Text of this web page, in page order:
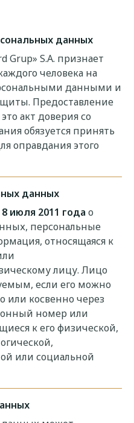
данных
Grup» S.A. признает
человека на
данными и
Предоставление
акт доверия со
обязуется принять
оправдания этого
данных
июля 2011 года о
персональные
относящаяся к
лицу. Лицо
если его можно
или косвенно через
номер или
к его физической,
или социальной